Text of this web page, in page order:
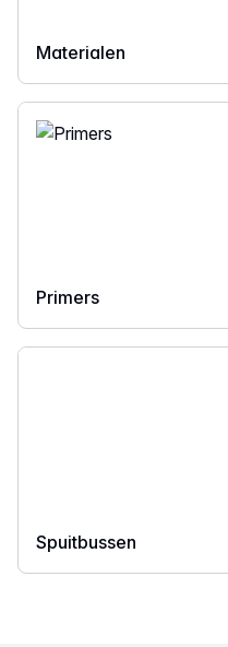
Materialen
Primers
Spuitbussen